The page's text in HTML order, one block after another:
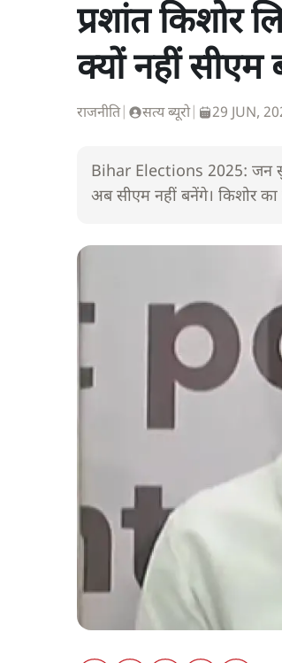
प्रशांत किशोर
क्यों नहीं सीएम
राजनीति| सत्य ब्यूरो| 29 JUN,
Bihar Elections 2025: जन
अब सीएम नहीं बनेंगे। किशोर